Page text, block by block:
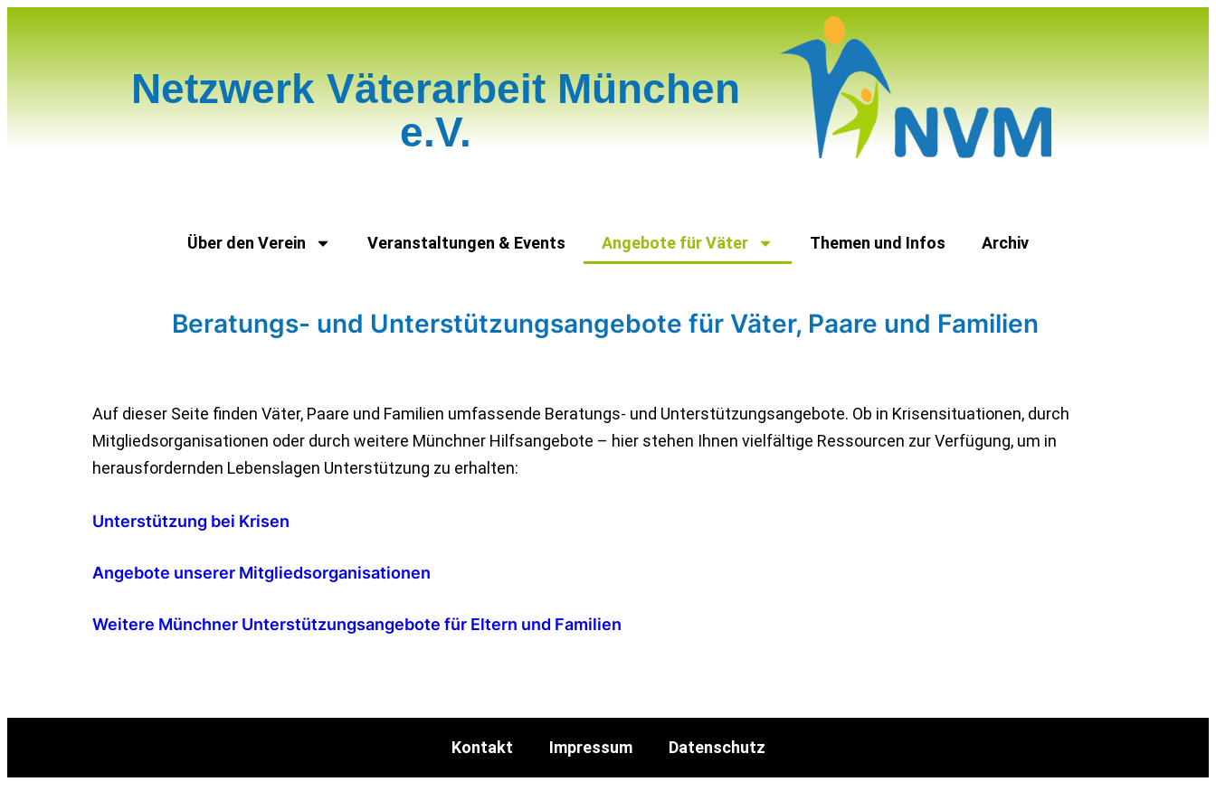
Netzwerk Väterarbeit München
e.V.
Über den Verein Veranstaltungen & Events Angebote für Väter Themen und Infos Archiv
Beratungs- und Unterstützungsangebote für Väter, Paare und Familien
Auf dieser Seite finden Väter, Paare und Familien umfassende Beratungs- und Unterstützungsangebote. Ob in Krisensituationen, durch
Mitgliedsorganisationen oder durch weitere Münchner Hilfsangebote – hier stehen Ihnen vielfältige Ressourcen zur Verfügung, um in
herausfordernden Lebenslagen Unterstützung zu erhalten:
Unterstützung bei Krisen
Angebote unserer Mitgliedsorganisationen
Weitere Münchner Unterstützungsangebote für Eltern und Familien
Kontakt Impressum Datenschutz